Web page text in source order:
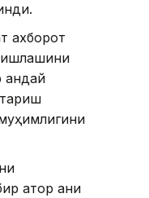
ахборот
ишлашини
қатор аниқ